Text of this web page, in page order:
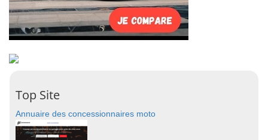
Top Site
Annuaire des concessionnaires moto